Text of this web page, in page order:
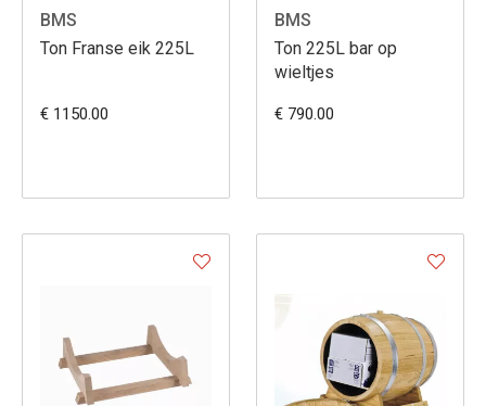
BMS
Ton Franse eik 225L
€ 1150.00
BMS
Ton 225L bar op
wieltjes
€ 790.00